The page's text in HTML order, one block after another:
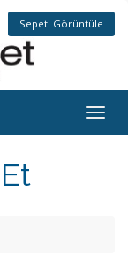
Sepeti Görüntüle